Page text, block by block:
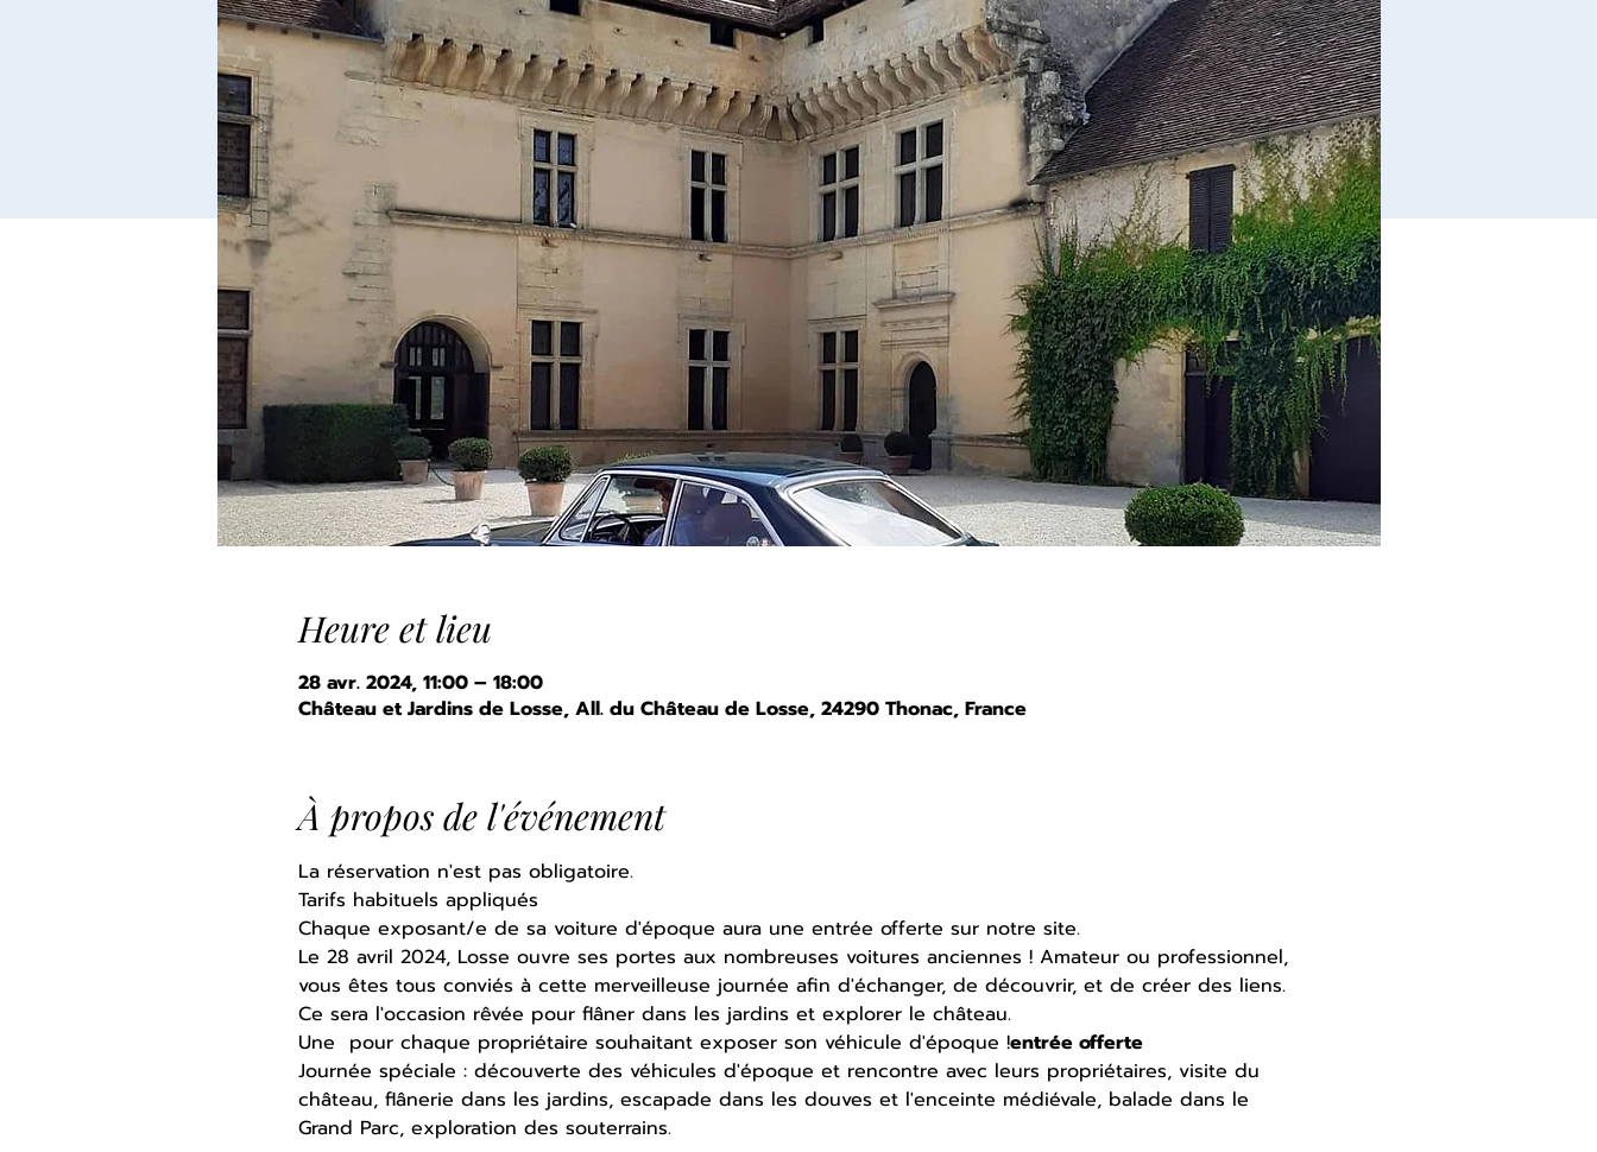
Heure et lieu
28 avr. 2024, 11:00 – 18:00
Château et Jardins de Losse, All. du Château de Losse, 24290 Thonac, France
À propos de l'événement
La réservation n'est pas obligatoire.
Tarifs habituels appliqués
Chaque exposant/e de sa voiture d'époque aura une entrée offerte sur notre site.
Le 28 avril 2024, Losse ouvre ses portes aux nombreuses voitures anciennes ! Amateur ou professionnel,
vous êtes tous conviés à cette merveilleuse journée afin d'échanger, de découvrir, et de créer des liens.
Ce sera l'occasion rêvée pour flâner dans les jardins et explorer le château.
Une pour chaque propriétaire souhaitant exposer son véhicule d'époque !entrée offerte
Journée spéciale : découverte des véhicules d'époque et rencontre avec leurs propriétaires, visite du
château, flânerie dans les jardins, escapade dans les douves et l'enceinte médiévale, balade dans le
Grand Parc, exploration des souterrains.